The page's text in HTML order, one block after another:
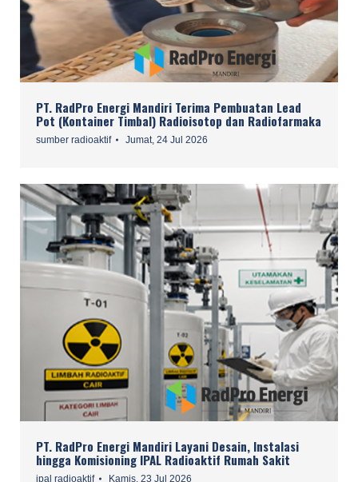
PT. RadPro Energi Mandiri Terima Pembuatan Lead
Pot (Kontainer Timbal) Radioisotop dan Radiofarmaka
sumber radioaktif Jumat, 24 Jul 2026
PT. RadPro Energi Mandiri Layani Desain, Instalasi
hingga Komisioning IPAL Radioaktif Rumah Sakit
ipal radioaktif Kamis, 23 Jul 2026